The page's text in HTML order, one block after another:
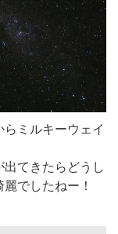
ミルキーウェイ
てきたらどうし
麗でしたねー！